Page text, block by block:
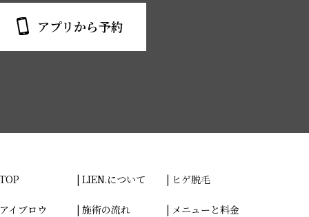
アプリから予約
TOP LIEN.について ヒゲ脱毛
アイブロウ 施術の流れ メニューと料金